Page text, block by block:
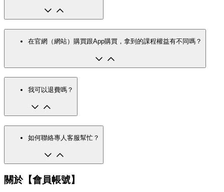
在官網（網站）購買跟App購買，拿到的課程權益有不同嗎？
我可以退費嗎？
如何聯絡專人客服幫忙？
關於【會員帳號】